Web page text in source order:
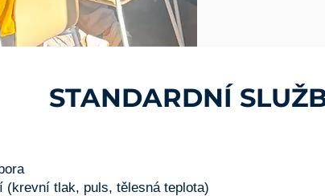
STANDARDNÍ
tlak, puls, tělesná teplota)